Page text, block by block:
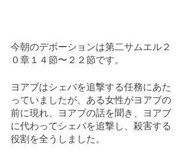
今朝のデボーションは第二サムエル２
０章１４節〜２２節です。
ヨアブはシェバを追撃する任務にあた
っていましたが、ある女性がヨアブの
前に現れ、ヨアブの話を聞き、ヨアブ
に代わってシェバを追撃し、殺害する
役割を全うしました。